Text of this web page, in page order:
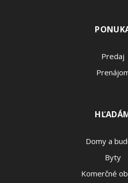
Predaj
Domy a
Byty
Komerčné